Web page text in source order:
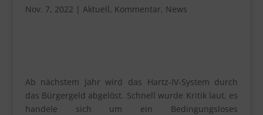
Nov. 7, 2022 | Aktuell, Kommentar, News
Ab nächstem Jahr wird das Hartz-IV-System durch
das Bürgergeld abgelöst. Schnell wurde Kritik laut, es
handele sich um ein Bedingungsloses